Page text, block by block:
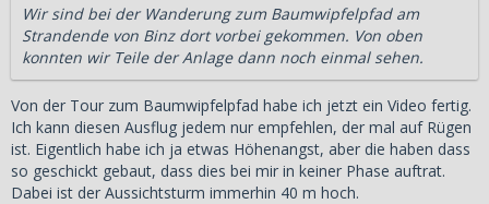
kann überall gestartet oder abgeschlossen werden. Es
gibt keine festen Regeln, wo man besuchen oder wie
viele Tempel man sehen kann. Passen Sie sich einfach
an.
Auf geht's auf den Shikoku 'Route 88' Pilgerweg!"Quelle
Bilder
Wir sind bei der Wanderung zum Baumwipfelpfad am
Strandende von Binz dort vorbei gekommen. Von oben
konnten wir Teile der Anlage dann noch einmal sehen.
Von der Tour zum Baumwipfelpfad habe ich jetzt ein Video fertig.
Ich kann diesen Ausflug jedem nur empfehlen, der mal auf Rügen
ist. Eigentlich habe ich ja etwas Höhenangst, aber die haben dass
so geschickt gebaut, dass dies bei mir in keiner Phase auftrat.
Dabei ist der Aussichtsturm immerhin 40 m hoch.